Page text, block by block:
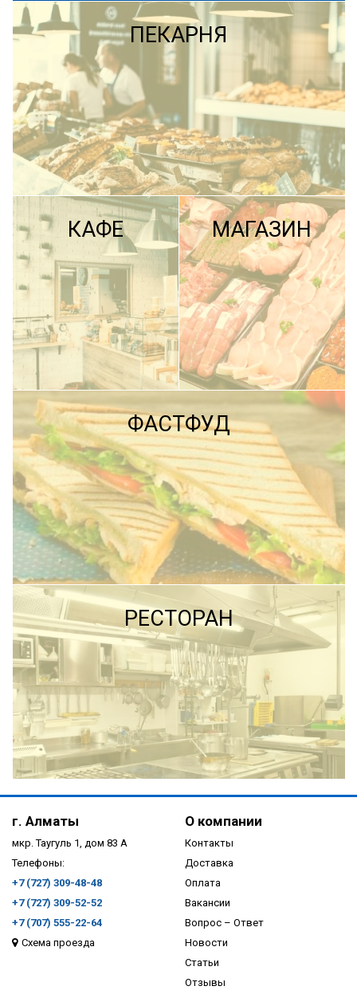
ПЕКАРНЯ
ПОДРОБНЕЕ
КАФЕ
ПОДРОБНЕЕ
МАГАЗИН
ПОДРОБНЕЕ
ФАСТФУД
ПОДРОБНЕЕ
РЕСТОРАН
ПОДРОБНЕЕ
г. Алматы
мкр. Таугуль 1, дом 83 А
Телефоны:
+7 (727) 309-48-48
+7 (727) 309-52-52
+7 (707) 555-22-64
Схема проезда
О компании
Контакты
Доставка
Оплата
Вакансии
Вопрос – Ответ
Новости
Статьи
Отзывы